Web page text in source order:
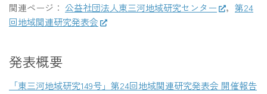
関連ページ： 公益社団法人東三河地域研究センター ， 第24
回地域関連研究発表会
発表概要
「東三河地域研究149号」第24回地域関連研究発表会 開催報告